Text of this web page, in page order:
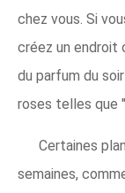
chez vous. Si
créez un endroit
du parfum du
roses telles que
Certaines
semaines,